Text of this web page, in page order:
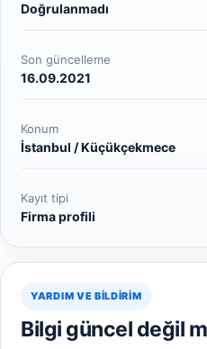
Doğrulanmadı
Son güncelleme
16.09.2021
Konum
İstanbul / Küçükçekmece
Kayıt tipi
Firma profili
YARDIM VE BILDIRIM
Bilgi güncel değil